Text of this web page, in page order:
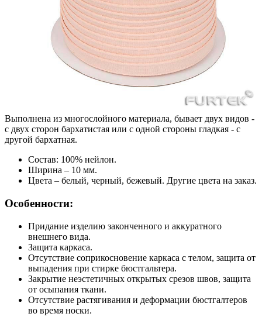
Выполнена из многослойного материала, бывает двух видов -
с двух сторон бархатистая или с одной стороны гладкая - с
другой бархатная.
Состав: 100% нейлон.
Ширина – 10 мм.
Цвета – белый, черный, бежевый. Другие цвета на заказ.
Особенности:
Придание изделию законченного и аккуратного
внешнего вида.
Защита каркаса.
Отсутствие соприкосновение каркаса с телом, защита от
выпадения при стирке бюстгальтера.
Закрытие неэстетичных открытых срезов швов, защита
от осыпания ткани.
Отсутствие растягивания и деформации бюстгалтеров
во время носки.